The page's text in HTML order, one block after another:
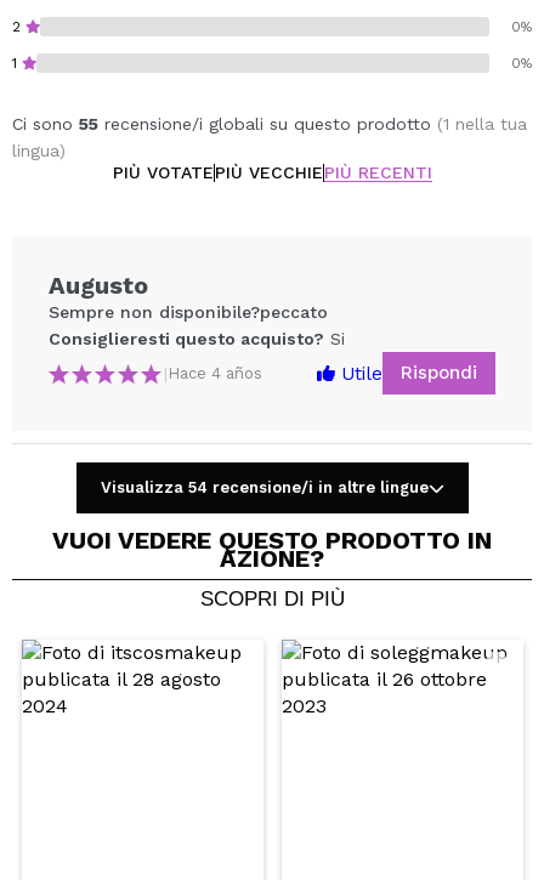
2 0%
1 0%
Ci sono 55 recensione/i globali su questo prodotto (1 nella tua
lingua)
PIÙ VOTATEPIÙ VECCHIEPIÙ RECENTI
Il tuo video potrebbe essere il primo. Immaginalo...
5/5
INVIA
Augusto
Sempre non disponibile?peccato
Consiglieresti questo acquisto? Si
| Hace 4 años Utile Rispondi
Visualizza 54 recensione/i in altre lingue
VUOI VEDERE QUESTO PRODOTTO IN
AZIONE?
SCOPRI DI PIÙ